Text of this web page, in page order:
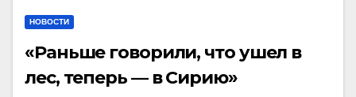
НОВОСТИ
«Раньше говорили, что ушел в
лес, теперь — в Сирию»